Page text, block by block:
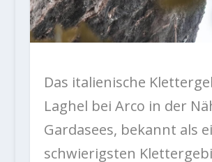
Das italienische
Laghel bei Arco in der
Gardasees, bekannt als
schwierigsten